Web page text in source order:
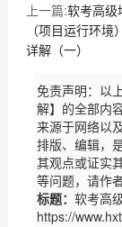
上一篇:软考高级
（项目运行环境
详解（一）
免责声明：以
解】的全部内
来源于网络以
排版、编辑，
其观点或证实
等问题，请作
标题： 软考高
https://